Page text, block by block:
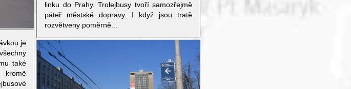
linku do Prahy. Trolejbusy tvoří samozřejmě
páteř městské dopravy. I když jsou tratě
rozvětveny poměrně...
je
také
kromě